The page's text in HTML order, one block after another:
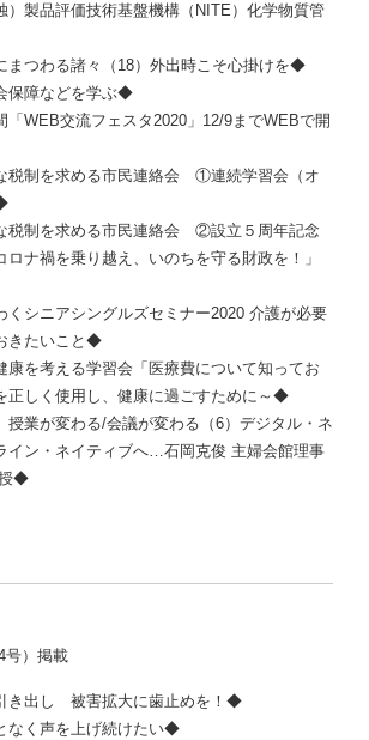
製品評価技術基盤機構（NITE）化学物質管
つわる諸々（18）外出時こそ心掛けを◆
保障などを学ぶ◆
WEB交流フェスタ2020」12/9までWEBで開
税制を求める市民連絡会 ①連続学習会（オ
税制を求める市民連絡会 ②設立５周年記念
ロナ禍を乗り越え、いのちを守る財政を！」
シニアシングルズセミナー2020 介護が必要
きたいこと◆
を考える学習会「医療費について知ってお
正しく使用し、健康に過ごすために～◆
業が変わる/会議が変わる（6）デジタル・ネ
イン・ネイティブへ…石岡克俊 主婦会館理事
授◆
号）掲載
き出し 被害拡大に歯止めを！◆
なく声を上げ続けたい◆